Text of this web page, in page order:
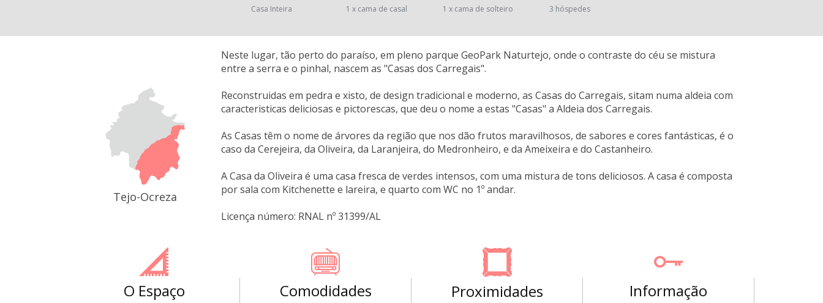
Casa Inteira 1 x cama de casal 1 x cama de solteiro 3 hóspedes
Tejo-Ocreza
Neste lugar, tão perto do paraíso, em pleno parque GeoPark Naturtejo, onde o contraste do céu se mistura
entre a serra e o pinhal, nascem as "Casas dos Carregais".
Reconstruidas em pedra e xisto, de design tradicional e moderno, as Casas do Carregais, sitam numa aldeia com
caracteristicas deliciosas e pictorescas, que deu o nome a estas "Casas" a Aldeia dos Carregais.
As Casas têm o nome de árvores da região que nos dão frutos maravilhosos, de sabores e cores fantásticas, é o
caso da Cerejeira, da Oliveira, da Laranjeira, do Medronheiro, e da Ameixeira e do Castanheiro.
A Casa da Oliveira é uma casa fresca de verdes intensos, com uma mistura de tons deliciosos. A casa é composta
por sala com Kitchenette e lareira, e quarto com WC no 1º andar.
Licença número: RNAL nº 31399/AL
O Espaço Comodidades Proximidades Informação